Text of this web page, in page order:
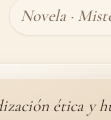
Novela ·
ética y